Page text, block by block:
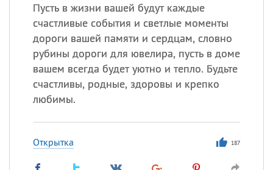
Пусть в жизни вашей будут каждые
счастливые события и светлые моменты
дороги вашей памяти и сердцам, словно
рубины дороги для ювелира, пусть в доме
вашем всегда будет уютно и тепло. Будьте
счастливы, родные, здоровы и крепко
любимы.
Открытка 187